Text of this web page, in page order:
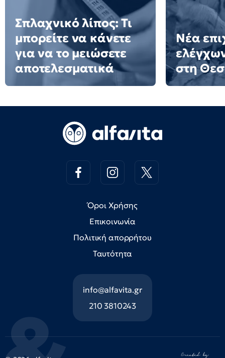
Σπλαχνικό λίπος: Τι
μπορείτε να κάνετε
για να το μειώσετε
αποτελεσματικά
Νέα
στη
Όροι Χρήσης
Επικοινωνία
Πολιτική απορρήτου
Ταυτότητα
info@alfavita.gr
210 3810243